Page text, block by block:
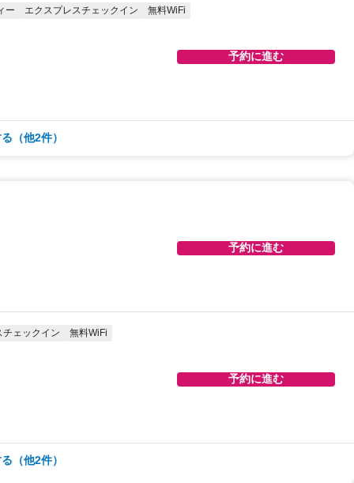
ー エクスプレスチェックイン 無料WiFi
予約に進む
（他2件）
予約に進む
チェックイン 無料WiFi
予約に進む
（他2件）